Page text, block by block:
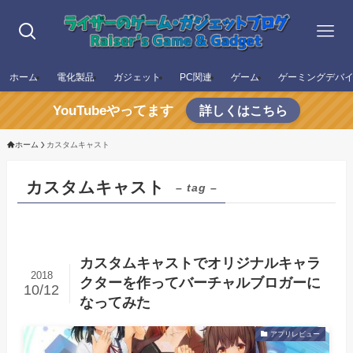
ホーム 電化製品 ガジェット PC関連 ゲーム ゲーミングデバ
YouTubeやってます 詳しくはこちら
ホーム カスタムキャスト
カスタムキャスト – tag –
カスタムキャストでオリジナルキャラ
クターを作ってバーチャルブロガーに
なってみた
2018
10/12
アプリレビュー